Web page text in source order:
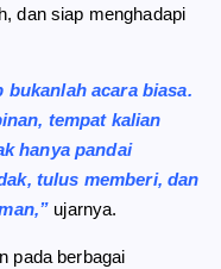
dan siap menghadapi
bukanlah acara biasa.
tempat kalian
hanya pandai
tulus memberi, dan
ujarnya.
pada berbagai